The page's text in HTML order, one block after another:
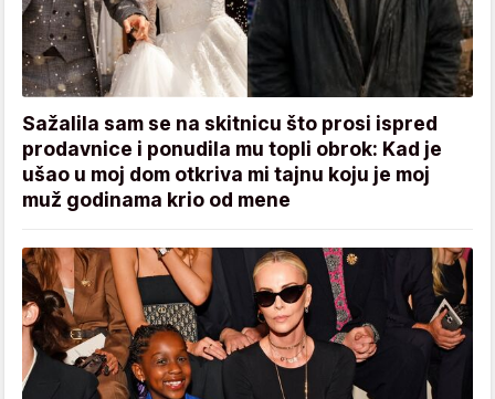
Sažalila sam se na skitnicu što prosi ispred
prodavnice i ponudila mu topli obrok: Kad je
ušao u moj dom otkriva mi tajnu koju je moj
muž godinama krio od mene